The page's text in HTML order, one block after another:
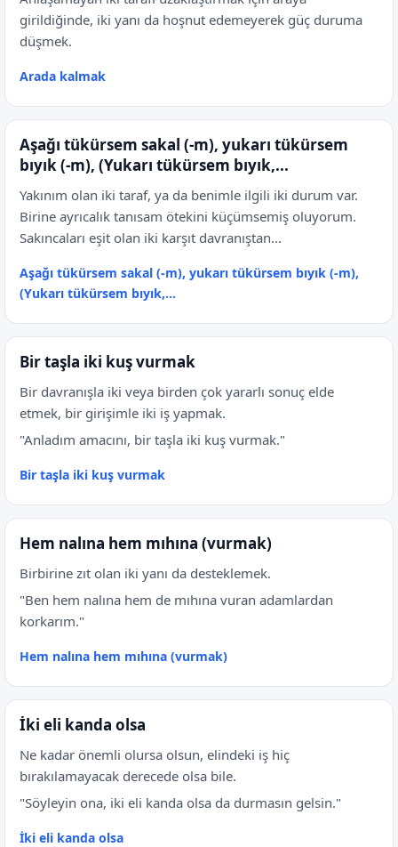
girildiğinde, iki yanı da hoşnut edemeyerek güç duruma
düşmek.
Arada kalmak
Aşağı tükürsem sakal (-m), yukarı tükürsem
bıyık (-m), (Yukarı tükürsem bıyık,...
Yakınım olan iki taraf, ya da benimle ilgili iki durum var.
Birine ayrıcalık tanısam ötekini küçümsemiş oluyorum.
Sakıncaları eşit olan iki karşıt davranıştan...
Aşağı tükürsem sakal (-m), yukarı tükürsem bıyık (-m),
(Yukarı tükürsem bıyık,...
Bir taşla iki kuş vurmak
Bir davranışla iki veya birden çok yararlı sonuç elde
etmek, bir girişimle iki iş yapmak.
"Anladım amacını, bir taşla iki kuş vurmak."
Bir taşla iki kuş vurmak
Hem nalına hem mıhına (vurmak)
Birbirine zıt olan iki yanı da desteklemek.
"Ben hem nalına hem de mıhına vuran adamlardan
korkarım."
Hem nalına hem mıhına (vurmak)
İki eli kanda olsa
Ne kadar önemli olursa olsun, elindeki iş hiç
bırakılamayacak derecede olsa bile.
"Söyleyin ona, iki eli kanda olsa da durmasın gelsin."
İki eli kanda olsa